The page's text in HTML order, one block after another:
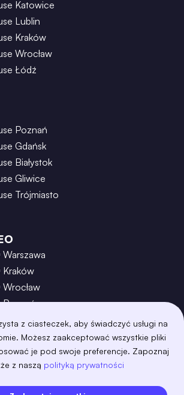
z ciasteczek, aby świadczyć usługi na
Możesz zaakceptować wszystkie pliki
je pod swoje preferencje. Zapoznaj
z naszą polityką prywatności
Katowice
Lublin
Kraków
Wrocław
Łódź
Poznań
Gdańsk
Białystok
Gliwice
Trójmiasto
Kraków
Poznań
Toruń